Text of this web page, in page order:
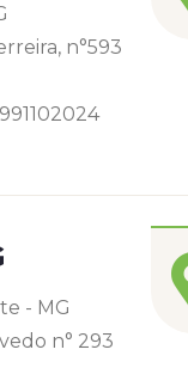
n°593
- MG
n° 293